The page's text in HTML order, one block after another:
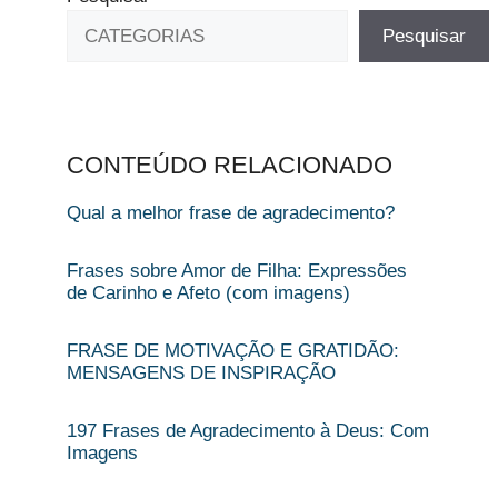
Pesquisar
CONTEÚDO RELACIONADO
Qual a melhor frase de agradecimento?
Frases sobre Amor de Filha: Expressões
de Carinho e Afeto (com imagens)
FRASE DE MOTIVAÇÃO E GRATIDÃO​:
MENSAGENS DE INSPIRAÇÃO
197 Frases de Agradecimento à Deus: Com
Imagens